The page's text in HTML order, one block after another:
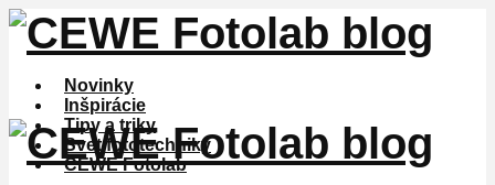
Novinky
Inšpirácie
Tipy a triky
Svet fototechniky
CEWE Fotolab